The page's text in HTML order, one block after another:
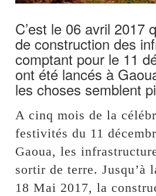
C’est le 06 avril 2017
de construction des
comptant pour le 11
ont été lancés à
les choses semblent
A cinq mois de la
festivités du 11
Gaoua, les
sortir de terre. Jusqu’à
18 Mai 2017, la